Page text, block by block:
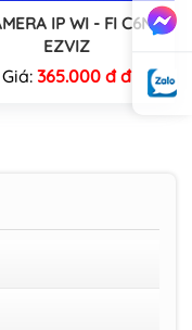
IP WI - FI C6N
EZVIZ
Giá: 365.000 đ đ